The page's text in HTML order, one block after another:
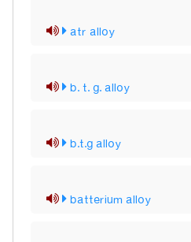
atr alloy
b. t. g. alloy
b.t.g alloy
batterium alloy